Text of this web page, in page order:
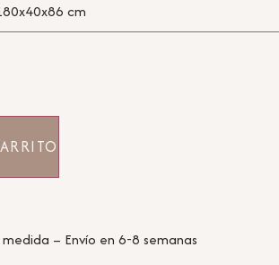
cm
– Envío en 6-8 semanas